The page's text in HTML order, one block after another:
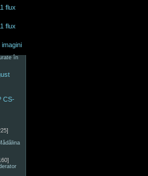
flux
flux
imagini
în
CS-